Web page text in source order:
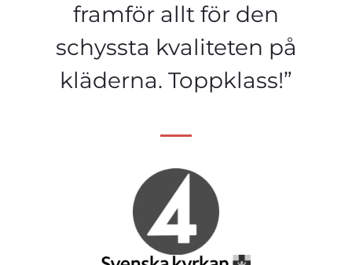
framför allt för den
schyssta kvaliteten på
kläderna. Toppklass!”